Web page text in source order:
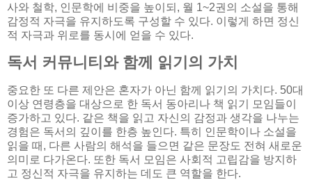
사와 철학, 인문학에 비중을 높이되, 월 1~2권의 소설을 통해
감정적 자극을 유지하도록 구성할 수 있다. 이렇게 하면 정신
적 자극과 위로를 동시에 얻을 수 있다.
독서 커뮤니티와 함께 읽기의 가치
중요한 또 다른 제안은 혼자가 아닌 함께 읽기의 가치다. 50대
이상 연령층을 대상으로 한 독서 동아리나 책 읽기 모임들이
증가하고 있다. 같은 책을 읽고 자신의 감정과 생각을 나누는
경험은 독서의 깊이를 한층 높인다. 특히 인문학이나 소설을
읽을 때, 다른 사람의 해석을 들으면 같은 문장도 전혀 새로운
의미로 다가온다. 또한 독서 모임은 사회적 고립감을 방지하
고 정신적 자극을 유지하는 데도 큰 역할을 한다.